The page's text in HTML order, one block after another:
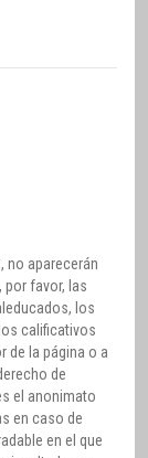
no aparecerán
por favor, las
los
calificativos
de la página o a
de
el anonimato
en caso de
en el que